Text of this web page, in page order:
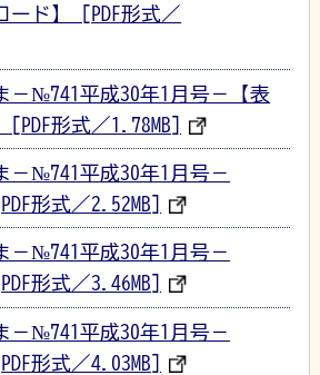
ード】 [PDF形式／
－№741平成30年1月号－【表
形式／1.78MB]
－№741平成30年1月号－
形式／2.52MB]
－№741平成30年1月号－
形式／3.46MB]
－№741平成30年1月号－
形式／4.03MB]